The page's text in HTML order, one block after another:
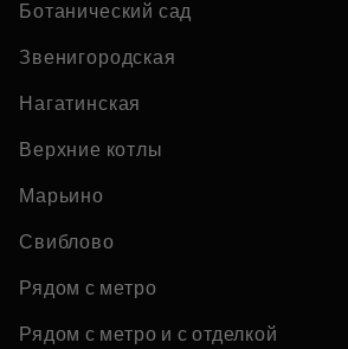
Ботанический сад
Звенигородская
Нагатинская
Верхние котлы
Марьино
Свиблово
Рядом с метро
Рядом с метро и с отделкой